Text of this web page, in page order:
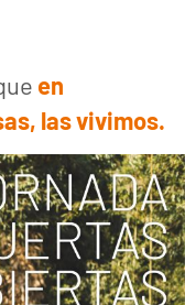
en
las vivimos.